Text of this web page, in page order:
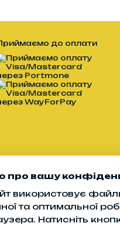
до оплати
про вашу
використовує
та оптимальної
Натисніть